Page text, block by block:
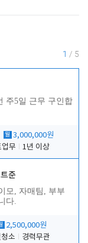
1 / 5
주5일 근무 구인합
월 3,000,000원
무
1년 이상
준
모, 자매팀, 부부
다.
2,500,000원
소
경력무관